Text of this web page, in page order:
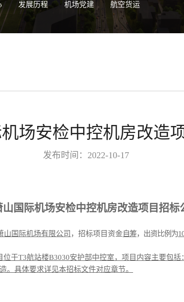
发展历程 机场党建 航空货运
场安检中控机房改造
发布时间：2022-10-17
国际机场安检中控机房改造项目 招标
山国际机场有限公司 ，招标项目资金自筹，出资比例为
位于T3航站楼B3030安护部中控室，项目内容主要包
。具体要求详见本招标文件对应章节。